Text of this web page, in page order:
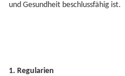
und Gesundheit beschlussfähig ist.
1. Regularien